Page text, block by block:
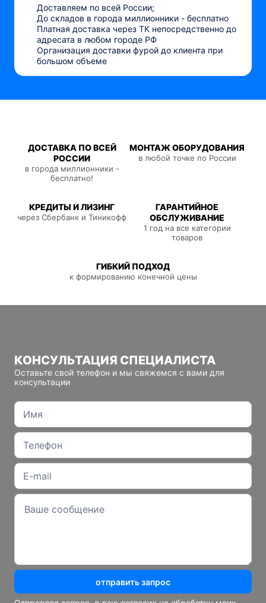
Доставляем по всей России;
До складов в города миллионники - бесплатно
Платная доставка через ТК непосредственно до
адресата в любом городе РФ
Организация доставки фурой до клиента при
большом объеме
ДОСТАВКА ПО ВСЕЙ
РОССИИ
в города миллионники -
бесплатно!
МОНТАЖ ОБОРУДОВАНИЯ
в любой точке по России
КРЕДИТЫ И ЛИЗИНГ
через Сбербанк и Тиникофф
ГАРАНТИЙНОЕ
ОБСЛУЖИВАНИЕ
1 год на все категории
товаров
ГИБКИЙ ПОДХОД
к формированию конечной цены
КОНСУЛЬТАЦИЯ СПЕЦИАЛИСТА
Оставьте свой телефон и мы свяжемся с вами для
консультации
отправить запрос